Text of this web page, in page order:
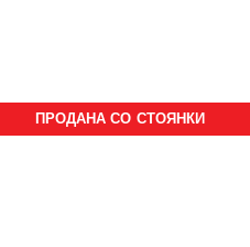
ПРОДАНА СО СТОЯНКИ